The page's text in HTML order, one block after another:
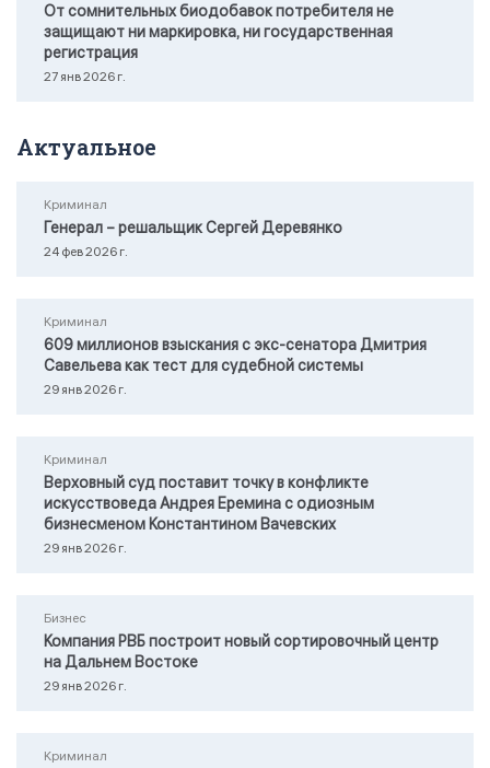
От сомнительных биодобавок потребителя не
защищают ни маркировка, ни государственная
регистрация
27 янв 2026 г.
Актуальное
Криминал
Генерал – решальщик Сергей Деревянко
24 фев 2026 г.
Криминал
609 миллионов взыскания с экс-сенатора Дмитрия
Савельева как тест для судебной системы
29 янв 2026 г.
Криминал
Верховный суд поставит точку в конфликте
искусствоведа Андрея Еремина с одиозным
бизнесменом Константином Вачевских
29 янв 2026 г.
Бизнес
Компания РВБ построит новый сортировочный центр
на Дальнем Востоке
29 янв 2026 г.
Криминал